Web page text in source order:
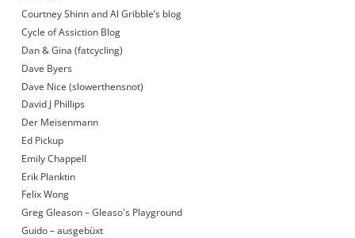
Courtney Shinn and Al Gribble’s blog
Cycle of Assiction Blog
Dan & Gina (fatcycling)
Dave Byers
Dave Nice (slowerthensnot)
David J Phillips
Der Meisenmann
Ed Pickup
Emily Chappell
Erik Planktin
Felix Wong
Greg Gleason – Gleaso's Playground
Guido – ausgebüxt